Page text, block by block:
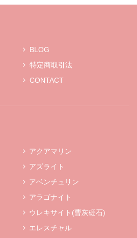
BLOG
特定商取引法
CONTACT
アクアマリン
アズライト
アベンチュリン
アラゴナイト
ウレキサイト(曹灰硼石)
エレスチャル